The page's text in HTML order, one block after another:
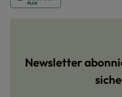
Newsletter